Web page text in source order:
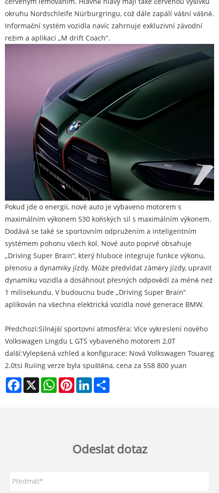
okruhu Nordschleife Nürburgringu, což dále zapálí vášní vášně.
Informační systém vozidla navíc zahrnuje exkluzivní závodní
režim a aplikaci „M drift Coach“.
Pokud jde o energii, nové auto je vybaveno motorem s
maximálním výkonem 530 koňských sil s maximálním výkonem.
Dodává se také se sportovním odpružením a inteligentním
systémem pohonu všech kol. Nové auto poprvé obsahuje
„Driving Super Brain“, který hluboce integruje funkce výkonu,
přenosu a dynamiky jízdy. Může předvídat záměry jízdy, upravit
dynamiku vozidla a dosáhnout přesných odpovědí za méně než
1 milisekundu. V budoucnu bude „Driving Super Brain“
aplikován na všechna elektrická vozidla nové generace BMW.
Předchozí:Silnější sportovní atmosféra: Více vykreslení nového
Volkswagen Lingdu L GTS vybaveného motorem 2,0T
další:Vylepšená vzhled a konfigurace: Nová Volkswagen Touareg
2.0tsi Ruiing verze byla spuštěna, cena za 558 800 yuan
Facebook
X WhatsAppPinterestLinkedIn
Odeslat dotaz